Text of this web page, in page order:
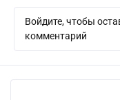
Войдите, чтобы
комментарий